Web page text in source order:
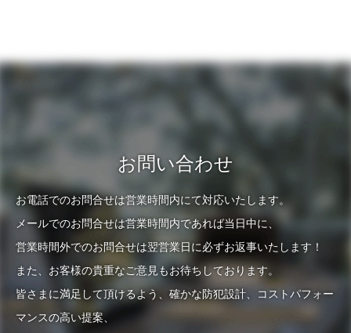
お問い合わせ
お電話でのお問合せは営業時間内にて対応いたします。
メールでのお問合せは営業時間内であれば当日中に、
営業時間外でのお問合せは翌営業日に必ずお返事いたします！
また、お客様の貴重なご意見もお待ちしております。
皆さまに満足して頂けるよう、確かな防犯設計、コストパフォー
マンスの高い提案、